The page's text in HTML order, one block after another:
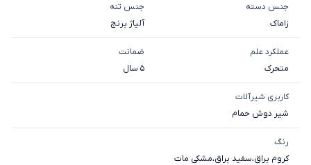
جنس دسته
زاماک
جنس تنه
آلیاژ برنج
عملکرد علم
متحرک
ضمانت
5 سال
کاربری شیرآلات
شیر دوش حمام
رنگ
کروم براق،سفید براق،مشکی مات